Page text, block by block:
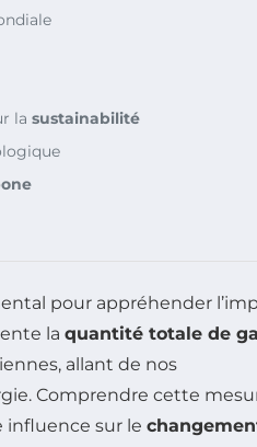
la sustainabilité
pour appréhender
la quantité totale de
allant de nos
Comprendre cette
influence sur le